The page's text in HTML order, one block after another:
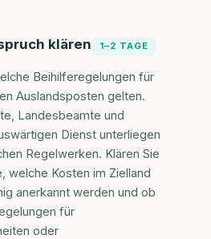
klären 1–2 TAGE
Beihilferegelungen für
Auslandsposten gelten.
Landesbeamte und
Dienst unterliegen
Regelwerken. Klären Sie
welche Kosten im Zielland
anerkannt werden und ob
für
oder